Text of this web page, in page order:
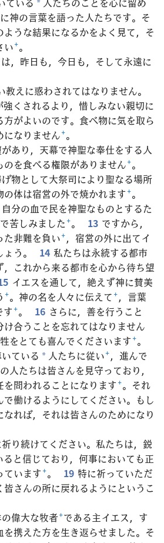
*
神の言葉を語った人たちです。そ
うな結果になるかをよく見て，そ
い+。
，昨日も，今日も，そして永遠に
教えに惑わされてはなりません。
強くされるより，惜しみない親切に
がよいのです。食べ物に気を取ら
になりません+。
あり，天幕で神聖な奉仕をする人
を食べる権限がありません+。
物として大祭司により聖なる場所
体は宿営の外で焼かれます+。
分の血で民を神聖なものとするた
苦しみました+。 13 ですから，
た非難を負い+，宿営の外に出てイ
う。
14 私たちは永続する都市
，これから来る都市を心から待ち望
イエスを通して，絶えず神に賛美
+。神の名を人々に伝えて+，言葉
す+。 16 さらに，善を行うこと
合うことを忘れてはなりません
をとても喜んでくださいます+。
ている * 人たちに従い+，進んで
人たちは皆さんを見守っており，
問われることになります+。それ
働けるようにしてください。もし
れば，それは皆さんのためになり
り続けてください。私たちは，鋭
ると信じており，何事においても正
ています+。 19 特に祈っていただ
さんの所に戻れるようにというこ
偉大な牧者+である主イエス，す
携えた方を生き返らせました。そ